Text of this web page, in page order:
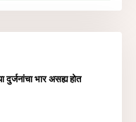
भार असह्य होत